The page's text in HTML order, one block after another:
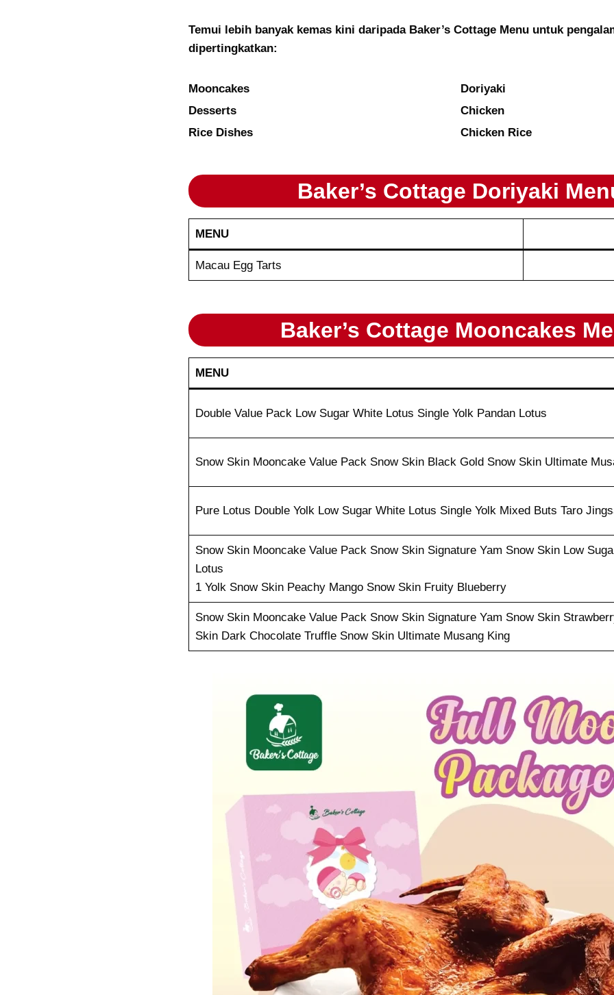
Temui lebih banyak kemas kini daripada Baker’s Cottage Menu untuk
dipertingkatkan:
Mooncakes
Doriyaki
Desserts
Chicken
Rice Dishes
Chicken Rice
Baker’s Cottage Doriyaki
MENU
Macau Egg Tarts
Baker’s Cottage Mooncakes
MENU
Double Value Pack Low Sugar White Lotus Single Yolk Pandan Lotus
Snow Skin Mooncake Value Pack Snow Skin Black Gold Snow Skin Ultimate
Pure Lotus Double Yolk Low Sugar White Lotus Single Yolk Mixed Buts Taro
Snow Skin Mooncake Value Pack Snow Skin Signature Yam Snow Skin Low
Lotus
1 Yolk Snow Skin Peachy Mango Snow Skin Fruity Blueberry
Snow Skin Mooncake Value Pack Snow Skin Signature Yam Snow Skin
Skin Dark Chocolate Truffle Snow Skin Ultimate Musang King